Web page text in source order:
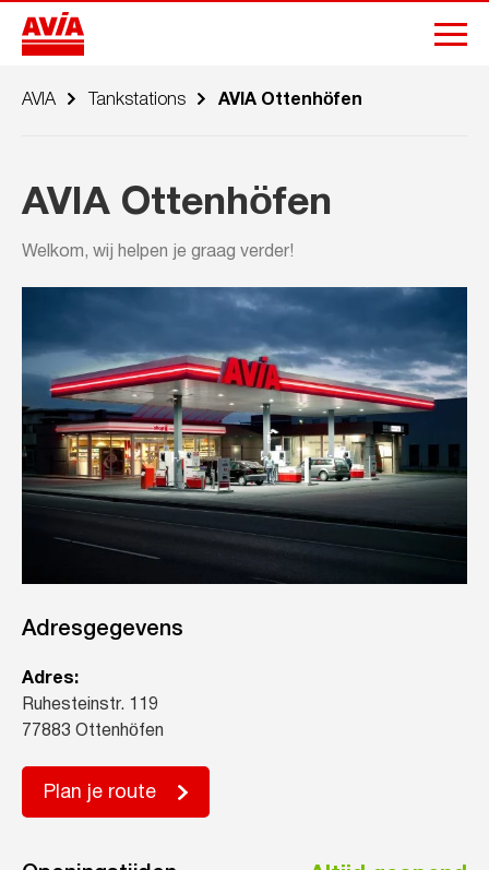
AVIA Tankstations AVIA Ottenhöfen
AVIA Ottenhöfen
Welkom, wij helpen je graag verder!
Adresgegevens
Adres:
Ruhesteinstr. 119
77883 Ottenhöfen
Plan je route